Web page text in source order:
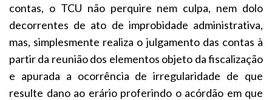
contas, o TCU não perquire nem culpa, nem dolo
decorrentes de ato de improbidade administrativa,
mas, simplesmente realiza o julgamento das contas à
partir da reunião dos elementos objeto da fiscalização
e apurada a ocorrência de irregularidade de que
resulte dano ao erário proferindo o acórdão em que